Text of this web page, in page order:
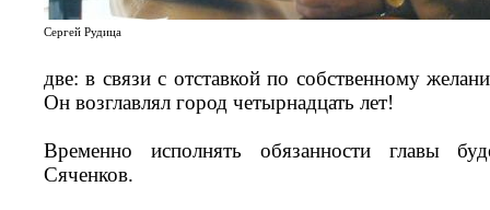
Сергей Рудица
две: в связи с отставкой по собственному
Он возглавлял город четырнадцать лет!
Временно исполнять обязанности главы
Сяченков.